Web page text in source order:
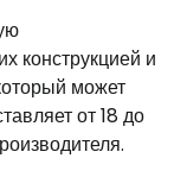
конструкцией и
может
от 18 до